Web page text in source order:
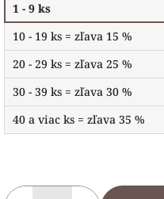
1 - 9 ks
10 - 19 ks = zľava 15 %
20 - 29 ks = zľava 25 %
30 - 39 ks = zľava 30 %
40 a viac ks = zľava 35 %